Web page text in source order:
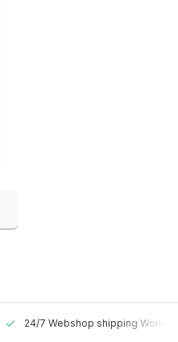
24/7 Webshop shipping